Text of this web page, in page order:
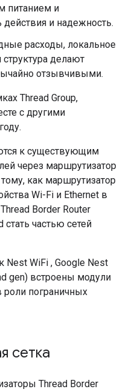
питанием и
действия и надежность.
расходы, локальное
делают
отзывчивыми.
Thread Group,
с другими
к существующим
через маршрутизатор
как маршрутизатор
Wi-Fi и Ethernet в
Thread Border Router
стать частью сетей
Nest WiFi , Google Nest
gen) встроены модули
пограничных
сетка
Thread Border